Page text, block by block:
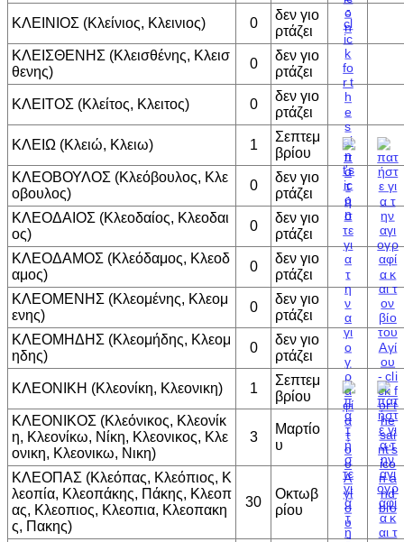
ΚΛΕΙΝΙΟΣ (Κλείνιος, Κλεινιος) 0
δεν γιο
ρτάζει
ΚΛΕΙΣΘΕΝΗΣ (Κλεισθένης, Κλεισ
θενης)
0
δεν γιο
ρτάζει
ΚΛΕΙΤΟΣ (Κλείτος, Κλειτος) 0
δεν γιο
ρτάζει
ΚΛΕΙΩ (Κλειώ, Κλειω) 1
Σεπτεμ
βρίου
ΚΛΕΟΒΟΥΛΟΣ (Κλεόβουλος, Κλε
οβουλος)
0
δεν γιο
ρτάζει
ΚΛΕΟΔΑΙΟΣ (Κλεοδαίος, Κλεοδαι
ος)
0
δεν γιο
ρτάζει
ΚΛΕΟΔΑΜΟΣ (Κλεόδαμος, Κλεοδ
αμος)
0
δεν γιο
ρτάζει
ΚΛΕΟΜΕΝΗΣ (Κλεομένης, Κλεομ
ενης)
0
δεν γιο
ρτάζει
ΚΛΕΟΜΗΔΗΣ (Κλεομήδης, Κλεομ
ηδης)
0
δεν γιο
ρτάζει
ΚΛΕΟΝΙΚΗ (Κλεονίκη, Κλεονικη) 1
Σεπτεμ
βρίου
ΚΛΕΟΝΙΚΟΣ (Κλεόνικος, Κλεονίκ
η, Κλεονίκω, Νίκη, Κλεονικος, Κλε
ονικη, Κλεονικω, Νικη)
3
Μαρτίο
υ
ΚΛΕΟΠΑΣ (Κλεόπας, Κλεόπιος, Κ
λεοπία, Κλεοπάκης, Πάκης, Κλεοπ
ας, Κλεοπιος, Κλεοπια, Κλεοπακη
ς, Πακης)
30
Οκτωβ
ρίου